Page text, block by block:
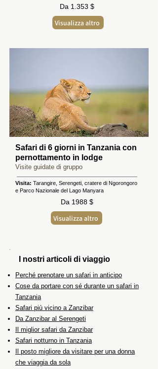
Da 1.353 $
Visualizza altro
Safari di 6 giorni in Tanzania con
pernottamento in lodge
Visite guidate di gruppo
Visita: Tarangire, Serengeti, cratere di Ngorongoro
e Parco Nazionale del Lago Manyara
Da 1988 $
Visualizza altro
I nostri articoli di viaggio
Perché prenotare un safari in anticipo
Cose da portare con sé durante un safari in
Tanzania
Safari più vicino a Zanzibar
Da Zanzibar al Serengeti
Il miglior safari da Zanzibar
Safari notturno in Tanzania
Il posto migliore da visitare per una donna
che viaggia da sola